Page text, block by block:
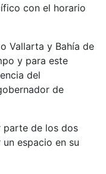
con el horario
Vallarta y Bahía de
y para este
del
de
parte de los dos
espacio en su